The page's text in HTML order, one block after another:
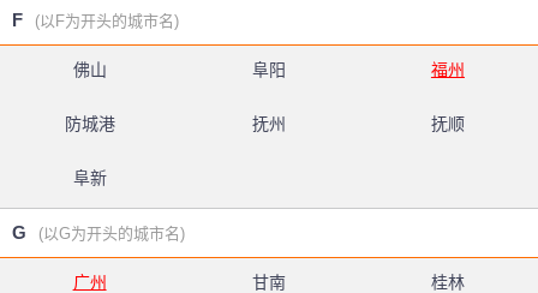
F (以F为开头的城市名)
佛山 阜阳 福州
防城港 抚州 抚顺
阜新
G (以G为开头的城市名)
广州 甘南 桂林